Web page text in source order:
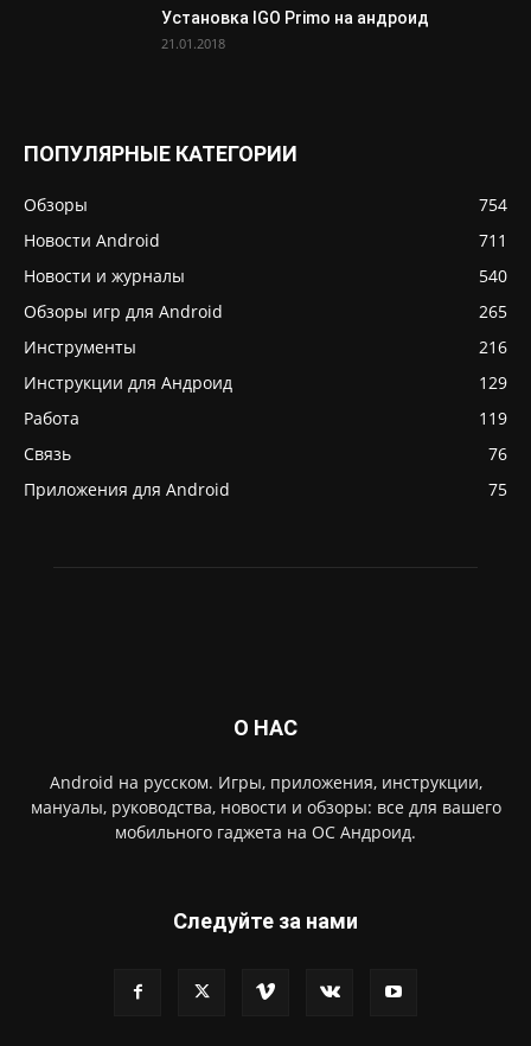
Установка IGO Primo на андроид
21.01.2018
ПОПУЛЯРНЫЕ КАТЕГОРИИ
Обзоры
754
Новости Android
711
Новости и журналы
540
Обзоры игр для Android
265
Инструменты
216
Инструкции для Андроид
129
Работа
119
Связь
76
Приложения для Android
75
О НАС
Android на русском. Игры, приложения, инструкции,
мануалы, руководства, новости и обзоры: все для вашего
мобильного гаджета на ОС Андроид.
Следуйте за нами